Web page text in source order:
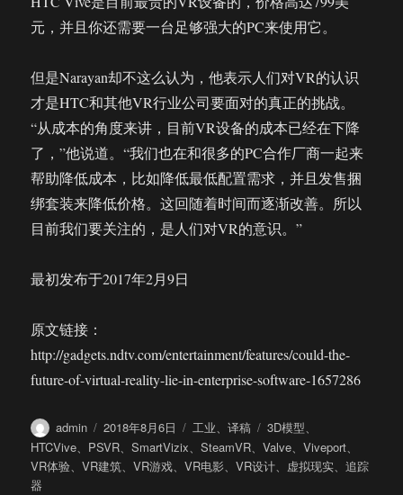
元，并且你还需要一台足够强大的PC来使用它。
但是Narayan却不这么认为，他表示人们对VR的认识
才是HTC和其他VR行业公司要面对的真正的挑战。
“从成本的角度来讲，目前VR设备的成本已经在下降
了，”他说道。“我们也在和很多的PC合作厂商一起来
帮助降低成本，比如降低最低配置需求，并且发售捆
绑套装来降低价格。这回随着时间而逐渐改善。所以
目前我们要关注的，是人们对VR的意识。”
最初发布于2017年2月9日
原文链接：
http://gadgets.ndtv.com/entertainment/features/could-the-
future-of-virtual-reality-lie-in-enterprise-software-1657286
作
者
admin
发
布
于
2018年8月6日
分
类
工业、译稿
标
签
3D模型、
HTCVive、 PSVR、SmartVizix、SteamVR、Valve、Viveport、
VR体验、VR建筑、VR游戏、VR电影、VR设计、 虚拟现实、追踪
器